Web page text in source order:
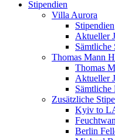
Stipendien
Villa Aurora
Stipendien
Aktueller
Sämtliche
Thomas Mann
Thomas
Aktueller
Sämtliche
Zusätzliche
Kyiv to
Berlin